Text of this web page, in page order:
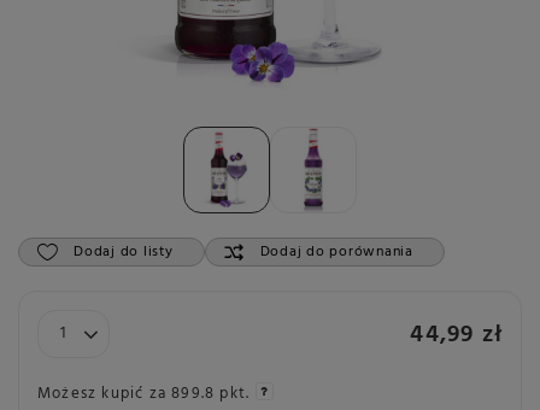
Dodaj do listy Dodaj do porównania
44,99 zł
Możesz kupić za899.8 pkt.